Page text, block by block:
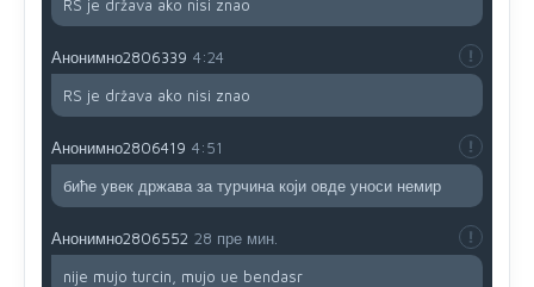
RS je država ako nisi znao
Анонимно2806339 4:24
RS je država ako nisi znao
Анонимно2806419 4:51
биће увек држава за турчина који овде уноси немир
Анонимно2806552 28 пре мин.
nije mujo turcin, mujo ue bendasr